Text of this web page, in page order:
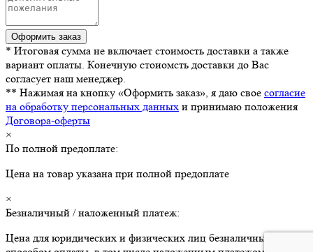
* Итоговая сумма не включает стоимость доставки а также
вариант оплаты. Конечную стоиомсть доставки до Вас
согласует наш менеджер.
** Нажимая на кнопку «Оформить заказ», я даю свое согласие
на обработку персональных данных и принимаю положения
Договора-оферты
×
По полной предоплате:
Цена на товар указана при полной предоплате
×
Безналичный / наложенный платеж:
Цена для юридических и физических лиц безналичным